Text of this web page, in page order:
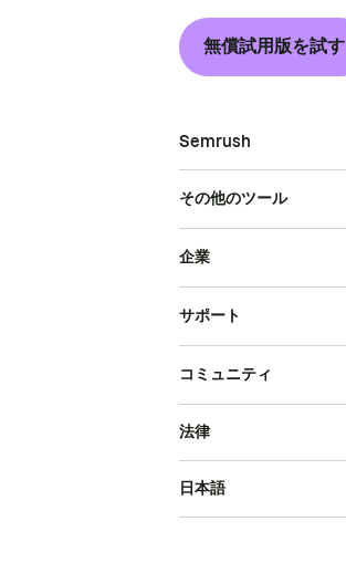
無償試用版を試す
Semrush
その他のツール
企業
サポート
コミュニティ
法律
日本語